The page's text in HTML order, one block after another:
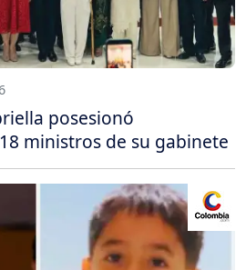
posesionó
ministros de su gabinete